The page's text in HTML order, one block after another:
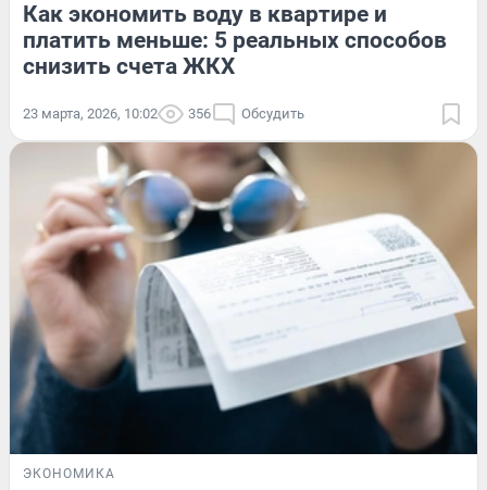
Как экономить воду в квартире и
платить меньше: 5 реальных способов
снизить счета ЖКХ
23 марта, 2026, 10:02 356 Обсудить
ЭКОНОМИКА